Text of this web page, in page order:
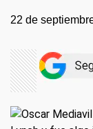
22 de